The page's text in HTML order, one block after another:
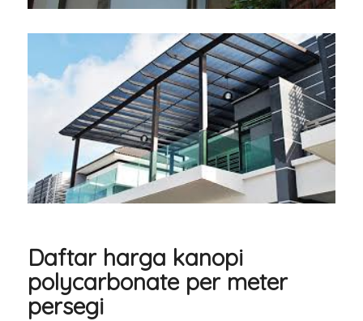
Daftar harga kanopi
polycarbonate per meter
persegi